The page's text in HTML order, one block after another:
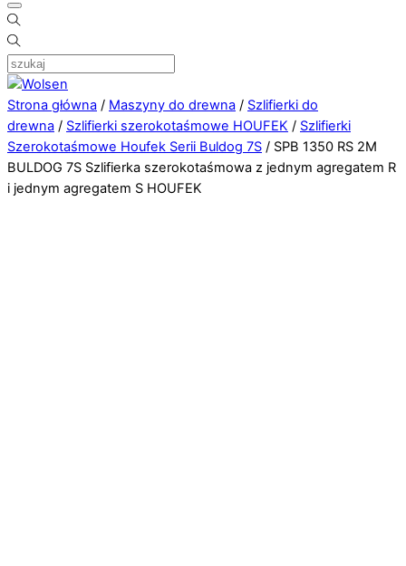
Strona główna / Maszyny do drewna / Szlifierki do
drewna / Szlifierki szerokotaśmowe HOUFEK / Szlifierki
Szerokotaśmowe Houfek Serii Buldog 7S / SPB 1350 RS 2M
BULDOG 7S Szlifierka szerokotaśmowa z jednym agregatem R
i jednym agregatem S HOUFEK